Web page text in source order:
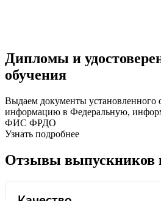
Дипломы и
обучения
Выдаем документы установленного
информацию в Федеральную,
ФИС ФРДО
Узнать подробнее
Отзывы выпускников